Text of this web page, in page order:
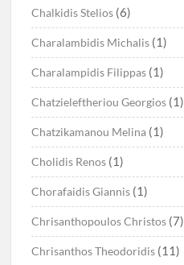
Chalkidis Stelios (6)
Charalambidis Michalis (1)
Charalampidis Filippas (1)
Chatzieleftheriou Georgios (1)
Chatzikamanou Melina (1)
Cholidis Renos (1)
Chorafaidis Giannis (1)
Chrisanthopoulos Christos (7)
Chrisanthos Theodoridis (11)